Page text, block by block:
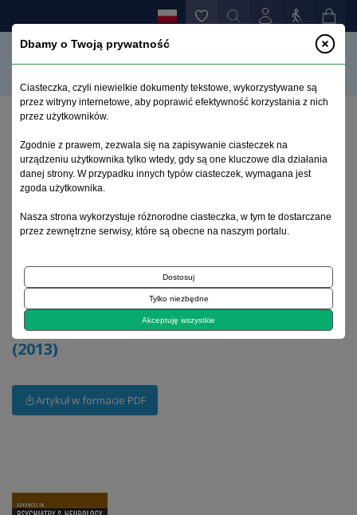
Skorowidz słów kluczowych tomu 22 (2013)
Archiwum 1992–2014
Skorowidz słów kluczowych tomu 22
(2013)
Artykuł w formacie PDF
Dbamy o Twoją prywatność
Ciasteczka, czyli niewielkie dokumenty tekstowe, wykorzystywane są
przez witryny internetowe, aby poprawić efektywność korzystania z nich
przez użytkowników.
Zgodnie z prawem, zezwala się na zapisywanie ciasteczek na
urządzeniu użytkownika tylko wtedy, gdy są one kluczowe dla działania
danej strony. W przypadku innych typów ciasteczek, wymagana jest
zgoda użytkownika.
Nasza strona wykorzystuje różnorodne ciasteczka, w tym te dostarczane
przez zewnętrzne serwisy, które są obecne na naszym portalu.
Dostosuj
Tylko niezbędne
Akceptuję wszystkie